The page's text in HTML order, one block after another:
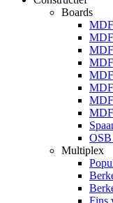
Boards
Multiplex
Fins